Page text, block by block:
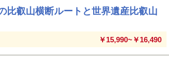
比叡山横断ルートと世界遺産比叡山
￥15,990~￥16,490